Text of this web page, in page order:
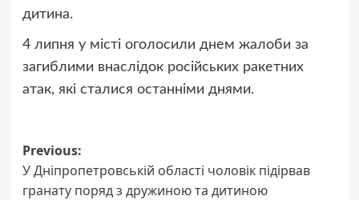
дитина.
4 липня у місті оголосили днем жалоби за
загиблими внаслідок російських ракетних
атак, які сталися останніми днями.
Post
navigation
Previous:
У Дніпропетровській області чоловік підірвав
гранату поряд з дружиною та дитиною